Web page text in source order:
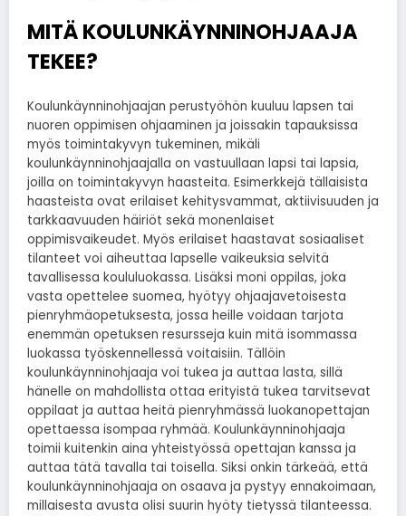
MITÄ KOULUNKÄYNNINOHJAAJA
TEKEE?
Koulunkäynninohjaajan perustyöhön kuuluu lapsen tai
nuoren oppimisen ohjaaminen ja joissakin tapauksissa
myös toimintakyvyn tukeminen, mikäli
koulunkäynninohjaajalla on vastuullaan lapsi tai lapsia,
joilla on toimintakyvyn haasteita. Esimerkkejä tällaisista
haasteista ovat erilaiset kehitysvammat, aktiivisuuden ja
tarkkaavuuden häiriöt sekä monenlaiset
oppimisvaikeudet. Myös erilaiset haastavat sosiaaliset
tilanteet voi aiheuttaa lapselle vaikeuksia selvitä
tavallisessa koululuokassa. Lisäksi moni oppilas, joka
vasta opettelee suomea, hyötyy ohjaajavetoisesta
pienryhmäopetuksesta, jossa heille voidaan tarjota
enemmän opetuksen resursseja kuin mitä isommassa
luokassa työskennellessä voitaisiin. Tällöin
koulunkäynninohjaaja voi tukea ja auttaa lasta, sillä
hänelle on mahdollista ottaa erityistä tukea tarvitsevat
oppilaat ja auttaa heitä pienryhmässä luokanopettajan
opettaessa isompaa ryhmää. Koulunkäynninohjaaja
toimii kuitenkin aina yhteistyössä opettajan kanssa ja
auttaa tätä tavalla tai toisella. Siksi onkin tärkeää, että
koulunkäynninohjaaja on osaava ja pystyy ennakoimaan,
millaisesta avusta olisi suurin hyöty tietyssä tilanteessa.